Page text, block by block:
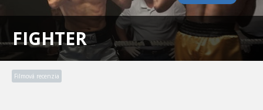
FIGHTER
Filmová recenzia